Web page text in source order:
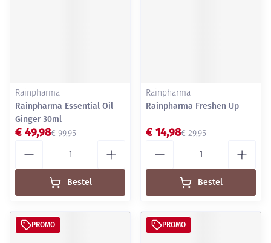
Rainpharma
Rainpharma Essential Oil
Ginger 30ml
€ 99,95
€ 49,98
Bestel
Rainpharma
Rainpharma Freshen Up
€ 29,95
€ 14,98
Bestel
PROMO PROMO